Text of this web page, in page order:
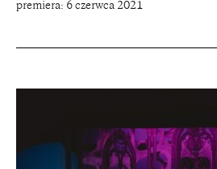
premiera: 6 czerwca 2021